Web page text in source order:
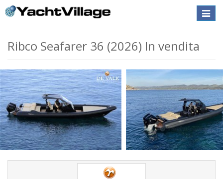
Toggle
Ribco Seafarer 36 (2026) In vendita